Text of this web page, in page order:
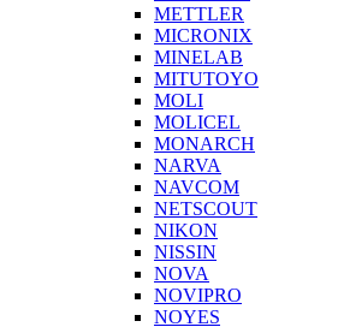
METTLER
MICRONIX
MINELAB
MITUTOYO
MOLI
MOLICEL
MONARCH
NARVA
NAVCOM
NETSCOUT
NIKON
NISSIN
NOVA
NOVIPRO
NOYES